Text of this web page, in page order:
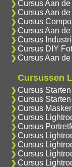
Cursus Aan
Cursus Aan
Cursus
Cursus Aan
Cursus
Cursus DIY
Cursus Aan
Cursussen
Cursus
Cursus
Cursus
Cursus
Cursus
Cursus
Cursus
Cursus
Cursus